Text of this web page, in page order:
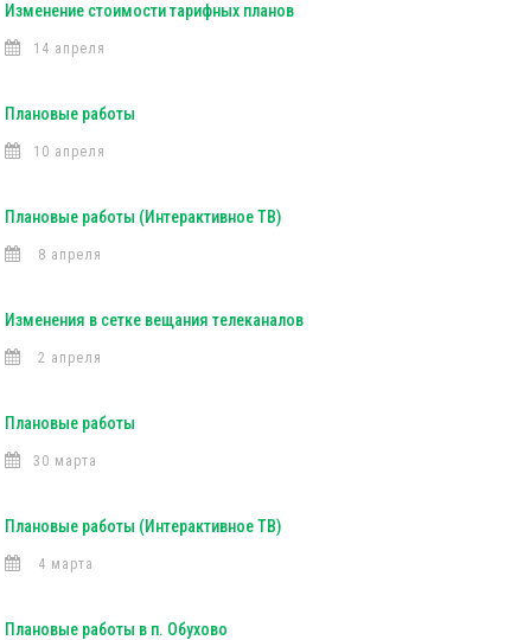
Изменение стоимости тарифных планов
14 апреля
Плановые работы
10 апреля
Плановые работы (Интерактивное ТВ)
8 апреля
Изменения в сетке вещания телеканалов
2 апреля
Плановые работы
30 марта
Плановые работы (Интерактивное ТВ)
4 марта
Плановые работы в п. Обухово